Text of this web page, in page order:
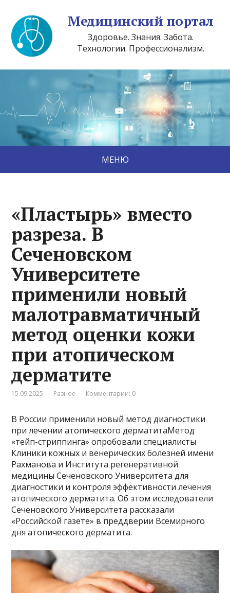
Медицинский портал
Здоровье. Знания. Забота.
Технологии. Профессионализм.
МЕНЮ
«Пластырь» вместо
разреза. В
Сеченовском
Университете
применили новый
малотравматичный
метод оценки кожи
при атопическом
дерматите
15.09.2025 Разное Комментарии: 0
В России применили новый метод диагностики
при лечении атопического дерматитаМетод
«тейп-стриппинга» опробовали специалисты
Клиники кожных и венерических болезней имени
Рахманова и Института регенеративной
медицины Сеченовского Университета для
диагностики и контроля эффективности лечения
атопического дерматита. Об этом исследователи
Сеченовского Университета рассказали
«Российской газете» в преддверии Всемирного
дня атопического дерматита.